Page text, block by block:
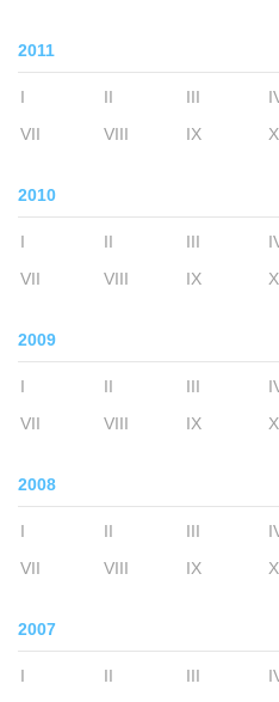
2011
I II III
VII
VIII IX X
2010
I II III
VII
VIII IX X
2009
I II III
VII
VIII IX X
2008
I II III
VII
VIII IX X
2007
I II III